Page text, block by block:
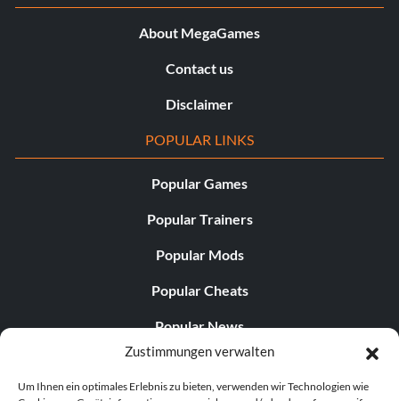
Zustimmungen verwalten
Um Ihnen ein optimales Erlebnis zu bieten, verwenden wir Technologien wie
About MegaGames
Contact us
Disclaimer
POPULAR LINKS
Popular Games
Popular Trainers
Popular Mods
Popular Cheats
Popular News
Popular Editorials
Popular Free Games